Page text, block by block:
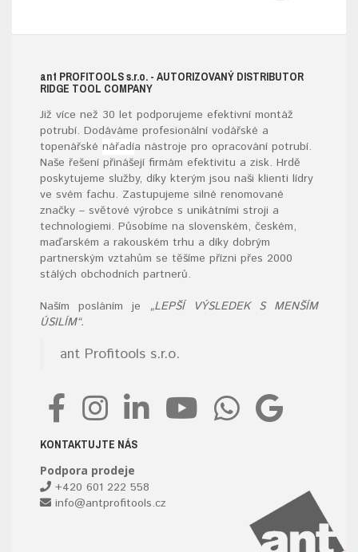
ant PROFITOOLSs.r.o. - AUTORIZOVANÝ DISTRIBUTOR
RIDGE TOOL COMPANY
Již více než 30 let podporujeme efektivní montáž
potrubí. Dodáváme profesionální vodářské a
topenářské nářadía nástroje pro opracování potrubí.
Naše řešení přinášejí firmám efektivitu a zisk. Hrdě
poskytujeme služby, díky kterým jsou naši klienti lídry
ve svém fachu. Zastupujeme silné renomované
značky – světové výrobce s unikátními stroji a
technologiemi. Působíme na slovenském, českém,
maďarském a rakouském trhu a díky dobrým
partnerským vztahům se těšíme přízni přes 2000
stálých obchodních partnerů.
Naším posláním je „LEPŠÍ VÝSLEDEK S MENŠÍM
ÚSILÍM“.
ant Profitools s.r.o.
KONTAKTUJTE NÁS
Podpora prodeje
+420 601 222 558
info@antprofitools.cz